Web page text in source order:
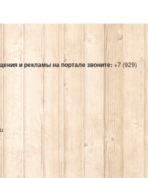
и рекламы на портале звоните: +7 (929)